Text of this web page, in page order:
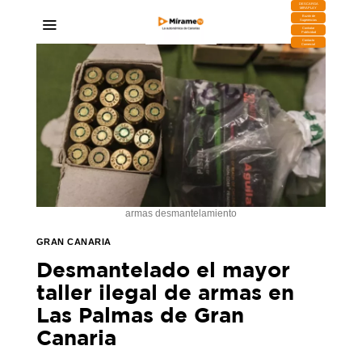
DESCARGA
MIRAPLAY
Buzón de
Sugerencias
Contratar
Publicidad
Contacto
Comercial
armas desmantelamiento
GRAN CANARIA
Desmantelado el mayor
taller ilegal de armas en
Las Palmas de Gran
Canaria